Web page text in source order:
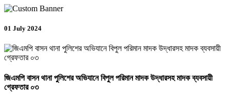
01 July 2024
জিএমপি বাসন থানা পুলিশের অভিযানে বিপুল পরিমান মাদক উদ্ধারসহ মাদক ব্যবসায়ী
গ্রেফতার ০৩